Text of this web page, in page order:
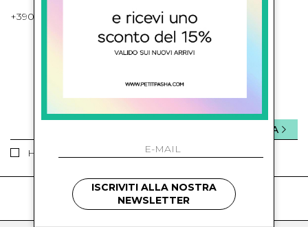
+39081643421 , +390812351280
ISCRIVITI ALLA NEWSLETTER
Ho letto ed accettato le condizioni sulla privacy.
INVIA
kids
ISCRIVITI ALLA NOSTRA
NEWSLETTER